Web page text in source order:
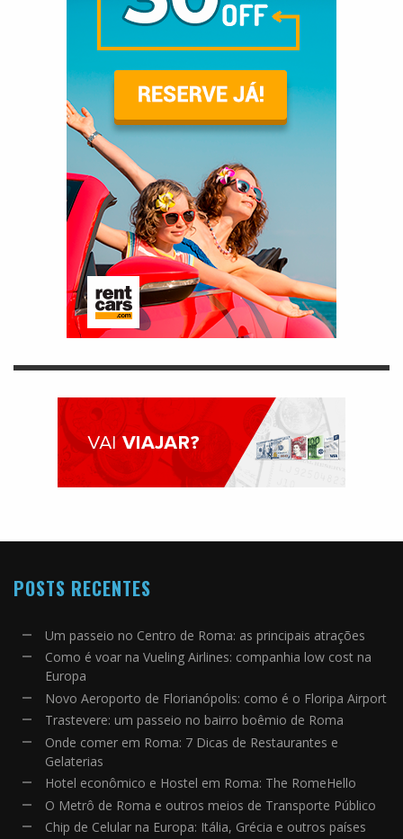
POSTS RECENTES
Um passeio no Centro de Roma: as principais atrações
Como é voar na Vueling Airlines: companhia low cost na
Europa
Novo Aeroporto de Florianópolis: como é o Floripa Airport
Trastevere: um passeio no bairro boêmio de Roma
Onde comer em Roma: 7 Dicas de Restaurantes e
Gelaterias
Hotel econômico e Hostel em Roma: The RomeHello
O Metrô de Roma e outros meios de Transporte Público
Chip de Celular na Europa: Itália, Grécia e outros países